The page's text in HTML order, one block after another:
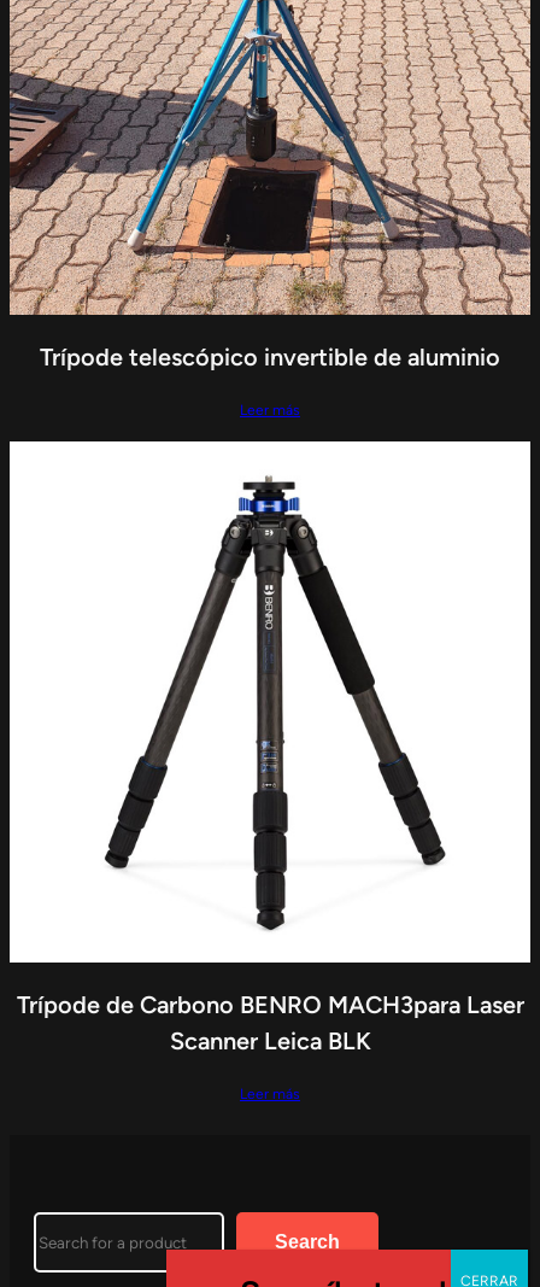
Trípode telescópico invertible de aluminio
Leer más
Trípode de Carbono BENRO MACH3para Laser
Scanner Leica BLK
Leer más
Search